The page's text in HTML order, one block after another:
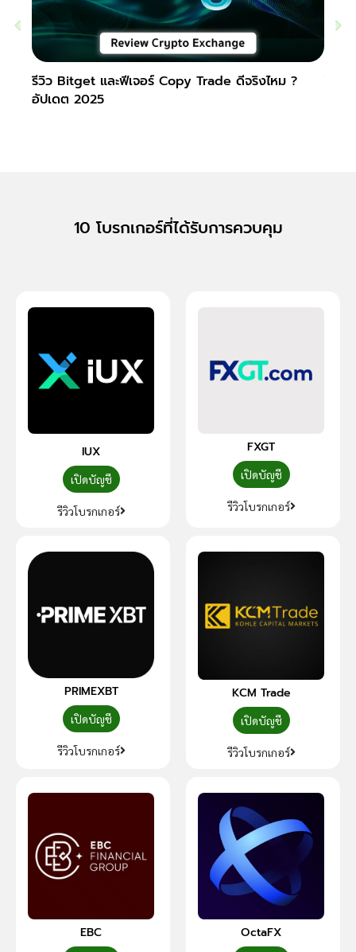
รีวิว Bitget และฟีเจอร์ Copy Trade ดีจริงไหม ?
อัปเดต 2025
10 โบรกเกอร์ที่ได้รับการควบคุม
IUX
เปิดบัญชี
รีวิวโบรกเกอร์
FXGT
เปิดบัญชี
รีวิวโบรกเกอร์
PRIMEXBT
เปิดบัญชี
รีวิวโบรกเกอร์
KCM Trade
เปิดบัญชี
รีวิวโบรกเกอร์
EBC OctaFX